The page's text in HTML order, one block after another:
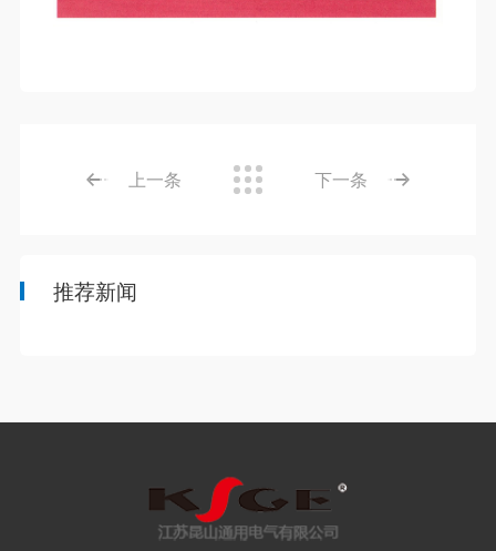
上一条 下一条
推荐新闻